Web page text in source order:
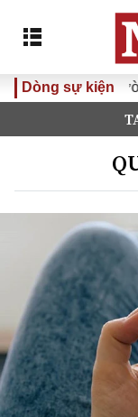
Dòng sự kiện
lệ thứ nhất, Quốc